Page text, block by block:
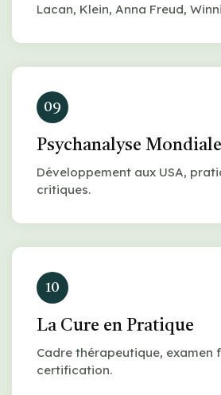
Lacan, Klein, Anna Freud,
09
Psychanalyse Mondiale
Développement aux USA,
critiques.
10
La Cure en Pratique
Cadre thérapeutique, examen
certification.